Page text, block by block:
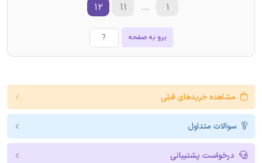
برو به صفحه
۱ ... ۱۱ ۱۲
مشاهده خریدهای قبلی
سوالات متداول
درخواست پشتیبانی